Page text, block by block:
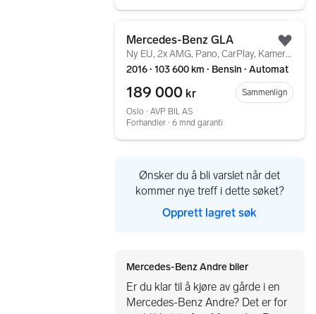
Mercedes-Benz GLA
Ny EU, 2x AMG, Pano, CarPlay, Kamera, Bi-xenon, LED
2016 ∙ 103 600 km ∙ Bensin ∙ Automat
189 000 kr
Sammenlign
Oslo ∙ AVP BIL AS
Forhandler ∙ 6 mnd garanti
Ønsker du å bli varslet når det
kommer nye treff i dette søket?
Opprett lagret søk
Mercedes-Benz Andre biler
Er du klar til å kjøre av gårde i en
Mercedes-Benz Andre? Det er for